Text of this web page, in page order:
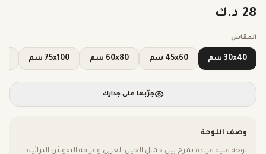
28 د.ك
المقاس
30x40 سم 45x60 سم 60x80 سم 75x100 سم
جرّبها على جدارك
وصف اللوحة
لوحة فنية فريدة تمزج بين جمال الخيل العربي وعراقة النقوش التراثية،